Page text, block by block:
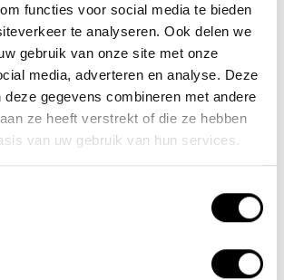
functies voor social media te bieden
te analyseren. Ook delen we
gebruik van onze site met onze
media, adverteren en analyse. Deze
deze gegevens combineren met andere
ze heeft verstrekt of die ze hebben
van uw gebruik van hun services.
KvK-nr: 62140957
Btw-nr: NL854680950B01
(+31) 73 203 2487
(+31) 73 203 2487
sales@lacros.nl